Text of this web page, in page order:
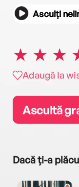
Asculți
Adaugă la
Ascultă
Dacă ți-a